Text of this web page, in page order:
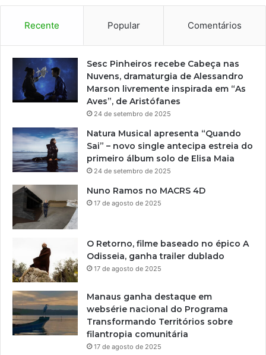
Recente Popular Comentários
Sesc Pinheiros recebe Cabeça nas
Nuvens, dramaturgia de Alessandro
Marson livremente inspirada em “As
Aves”, de Aristófanes
24 de setembro de 2025
Natura Musical apresenta “Quando
Sai” – novo single antecipa estreia do
primeiro álbum solo de Elisa Maia
24 de setembro de 2025
Nuno Ramos no MACRS 4D
17 de agosto de 2025
O Retorno, filme baseado no épico A
Odisseia, ganha trailer dublado
17 de agosto de 2025
Manaus ganha destaque em
websérie nacional do Programa
Transformando Territórios sobre
filantropia comunitária
17 de agosto de 2025